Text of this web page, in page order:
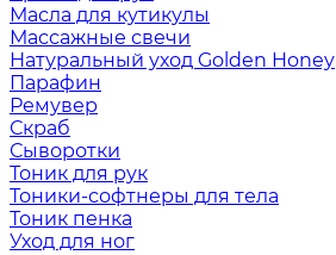
Масла для кутикулы
Массажные свечи
Натуральный уход Golden Honey
Парафин
Ремувер
Скраб
Сыворотки
Тоник для рук
Тоники-софтнеры для тела
Тоник пенка
Уход для ног